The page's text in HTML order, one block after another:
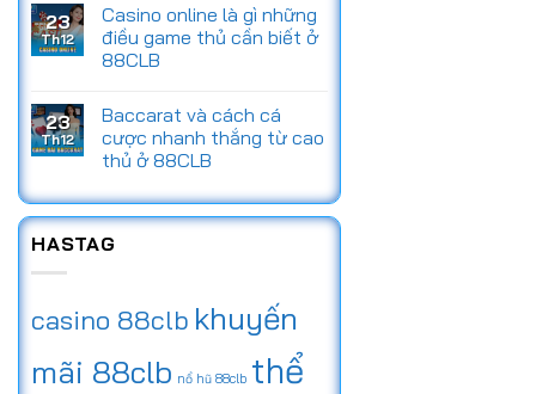
23
Th12
Casino online là gì những
điều game thủ cần biết ở
88CLB
23
Th12
Baccarat và cách cá
cược nhanh thắng từ cao
thủ ở 88CLB
HASTAG
casino 88clb khuyến
mãi 88clb nổ hũ 88clb thể